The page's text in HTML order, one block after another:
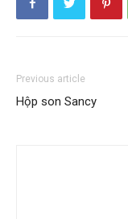
Previous article
Hộp son Sancy